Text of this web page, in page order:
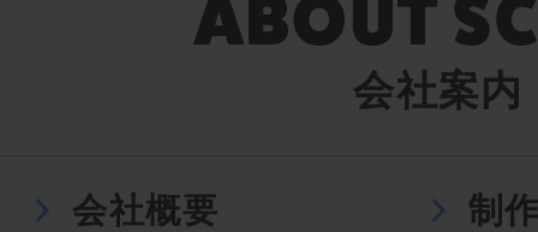
会社案内
会社概要 制